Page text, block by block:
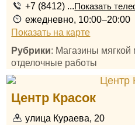
+7 (8412) ...Показать
ежедневно, 10:00–20:00
Показать на карте
Рубрики: Магазины
отделочные работы
Центр Красок
улица Кураева, 20